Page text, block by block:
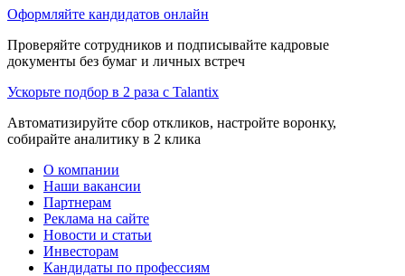
Оформляйте кандидатов онлайн
Проверяйте сотрудников и подписывайте кадровые
документы без бумаг и личных встреч
Ускорьте подбор в 2 раза с Talantix
Автоматизируйте сбор откликов, настройте воронку,
собирайте аналитику в 2 клика
О компании
Наши вакансии
Партнерам
Реклама на сайте
Новости и статьи
Инвесторам
Кандидаты по профессиям